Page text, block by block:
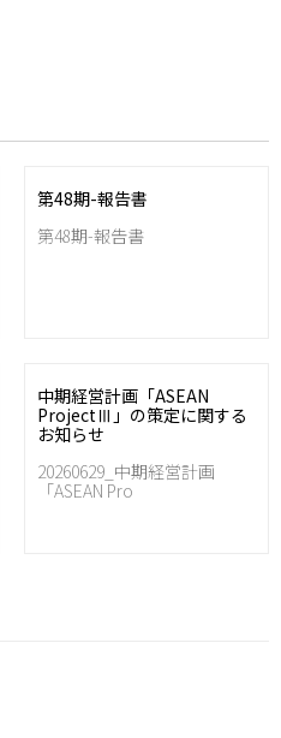
第48期-報告書
第48期-報告書
中期経営計画「ASEAN
ProjectⅢ」の策定に関する
お知らせ
20260629_中期経営計画
「ASEAN Pro